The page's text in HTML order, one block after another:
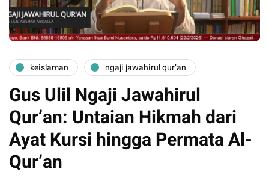
keislaman ngaji jawahirul qur’an
Gus Ulil Ngaji Jawahirul
Qur’an: Untaian Hikmah dari
Ayat Kursi hingga Permata Al-
Qur’an